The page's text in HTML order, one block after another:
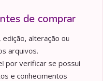
de comprar
alteração ou
arquivos.
por verificar se possui
e conhecimentos